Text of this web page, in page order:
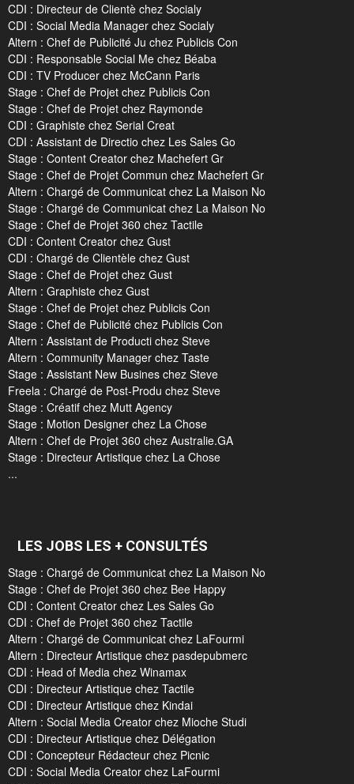
CDI : Directeur de Clientè chez Socialy
CDI : Social Media Manager chez Socialy
Altern : Chef de Publicité Ju chez Publicis Con
CDI : Responsable Social Me chez Béaba
CDI : TV Producer chez McCann Paris
Stage : Chef de Projet chez Publicis Con
Stage : Chef de Projet chez Raymonde
CDI : Graphiste chez Serial Creat
CDI : Assistant de Directio chez Les Sales Go
Stage : Content Creator chez Machefert Gr
Stage : Chef de Projet Commun chez Machefert Gr
Altern : Chargé de Communicat chez La Maison No
Stage : Chargé de Communicat chez La Maison No
Stage : Chef de Projet 360 chez Tactile
CDI : Content Creator chez Gust
CDI : Chargé de Clientèle chez Gust
Stage : Chef de Projet chez Gust
Altern : Graphiste chez Gust
Stage : Chef de Projet chez Publicis Con
Stage : Chef de Publicité chez Publicis Con
Altern : Assistant de Producti chez Steve
Altern : Community Manager chez Taste
Stage : Assistant New Busines chez Steve
Freela : Chargé de Post-Produ chez Steve
Stage : Créatif chez Mutt Agency
Stage : Motion Designer chez La Chose
Altern : Chef de Projet 360 chez Australie.GA
Stage : Directeur Artistique chez La Chose
...
LES JOBS LES + CONSULTÉS
Stage : Chargé de Communicat chez La Maison No
Stage : Chef de Projet 360 chez Bee Happy
CDI : Content Creator chez Les Sales Go
CDI : Chef de Projet 360 chez Tactile
Altern : Chargé de Communicat chez LaFourmi
Altern : Directeur Artistique chez pasdepubmerc
CDI : Head of Media chez Winamax
CDI : Directeur Artistique chez Tactile
CDI : Directeur Artistique chez Kindai
Altern : Social Media Creator chez Mioche Studi
CDI : Directeur Artistique chez Délégation
CDI : Concepteur Rédacteur chez Picnic
CDI : Social Media Creator chez LaFourmi